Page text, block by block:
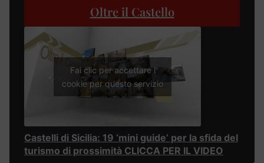
Oltre il Castello
Fai clic per accettare i
cookie per questo servizio
Castelli di Sicilia: 19 ‘mini guide’ per la sfida del
turismo di prossimità CLICCA PER IL VIDEO